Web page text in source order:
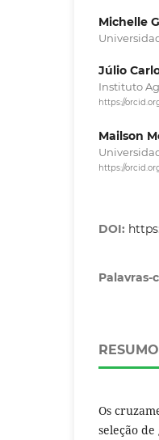
Michelle
Júlio
Instituto
https://
Mailson
https://
DOI:
Palavras-
RESUMO
Os
seleção